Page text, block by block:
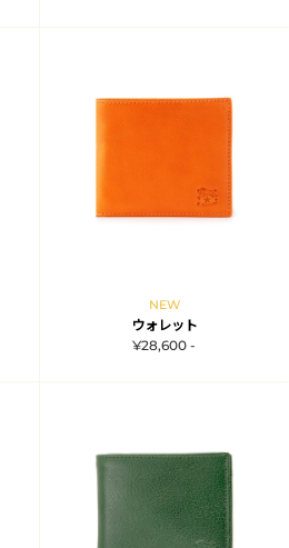
NEW
ウォレット
¥28,600 -